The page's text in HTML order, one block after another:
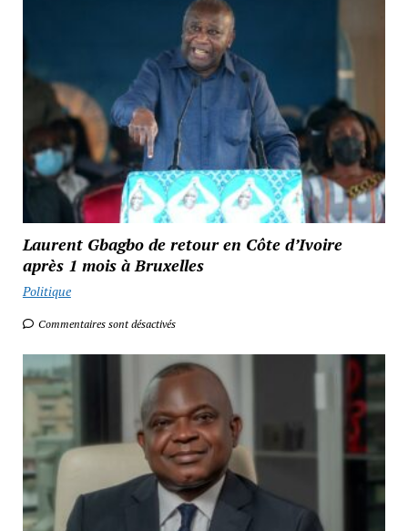
Laurent Gbagbo de retour en Côte d’Ivoire
après 1 mois à Bruxelles
Politique
Commentaires sont désactivés